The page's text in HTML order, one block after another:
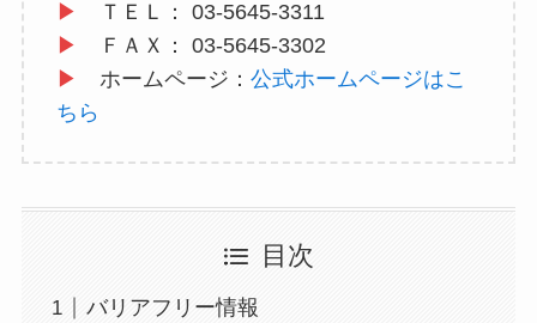
▶
ＴＥＬ： 03-5645-3311
▶
ＦＡＸ： 03-5645-3302
▶
ホームページ： 公式ホームページはこ
ちら
目次
バリアフリー情報